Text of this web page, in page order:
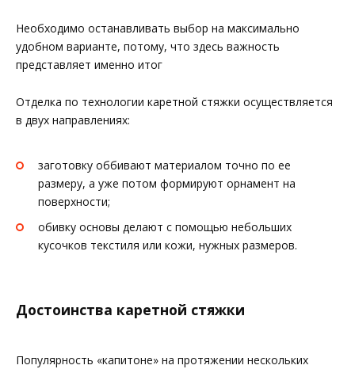
Необходимо останавливать выбор на максимально
удобном варианте, потому, что здесь важность
представляет именно итог
Отделка по технологии каретной стяжки осуществляется
в двух направлениях:
заготовку оббивают материалом точно по ее
размеру, а уже потом формируют орнамент на
поверхности;
обивку основы делают с помощью небольших
кусочков текстиля или кожи, нужных размеров.
Достоинства каретной стяжки
Популярность «капитоне» на протяжении нескольких